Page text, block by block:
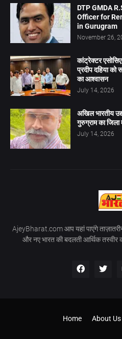
DTP GMDA
Officer for
in Gurugram
November 26,
कांट्रेक्टर
प्रदीप दहिया
का आश्वासन
July 14, 2026
अखिल भारतीय
गुरुग्राम का जिला
July 14, 2026
AjeyBharat.com आप यहां पाएंगे
और नए भारत की बदलती आर्थिक तस्वीर
Home About Us